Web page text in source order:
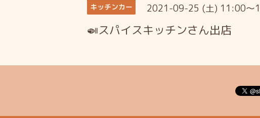
キッチンカー 2021-09-25 (土) 11:00～
🍛スパイスキッチンさん出店